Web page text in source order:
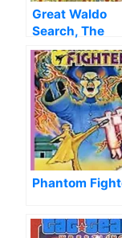
Great Waldo
Search, The
Phantom